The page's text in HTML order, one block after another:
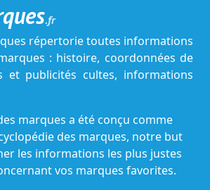
.fr
répertorie toutes informations
: histoire, coordonnées de
et publicités cultes, informations
marques a été conçu comme
des marques, notre but
les informations les plus justes
vos marques favorites.